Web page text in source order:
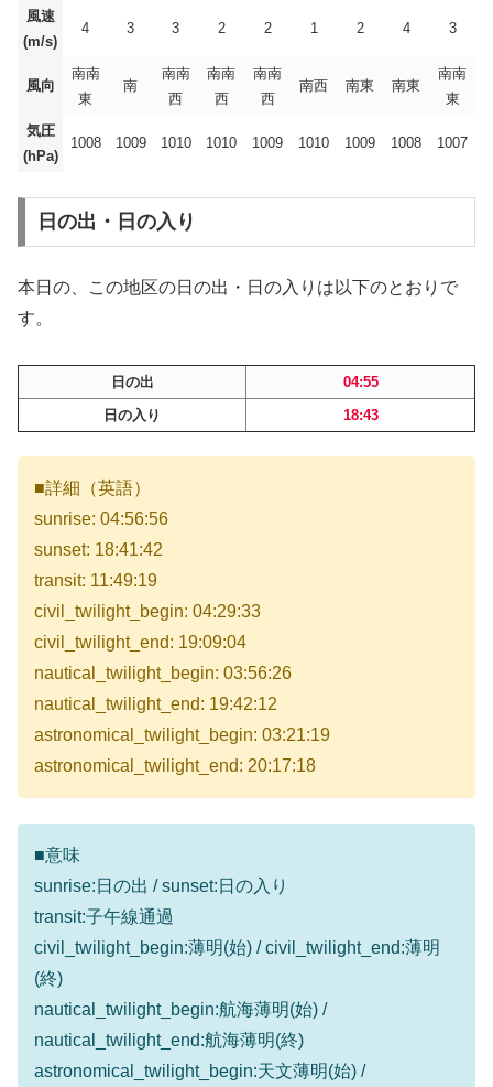
風速
(m/s)
4 3 3 2 2 1 2 4 3
風向
南南
東
南
南南
西
南南
西
南南
西
南西 南東 南東
南南
東
気圧
(hPa)
1008 1009 1010 1010 1009 1010 1009 1008 1007
日の出・日の入り
本日の、この地区の日の出・日の入りは以下のとおりで
す。
日の出
04:55
日の入り
18:43
■詳細（英語）
sunrise: 04:56:56
sunset: 18:41:42
transit: 11:49:19
civil_twilight_begin: 04:29:33
civil_twilight_end: 19:09:04
nautical_twilight_begin: 03:56:26
nautical_twilight_end: 19:42:12
astronomical_twilight_begin: 03:21:19
astronomical_twilight_end: 20:17:18
■意味
sunrise:日の出 / sunset:日の入り
transit:子午線通過
civil_twilight_begin:薄明(始) / civil_twilight_end:薄明
(終)
nautical_twilight_begin:航海薄明(始) /
nautical_twilight_end:航海薄明(終)
astronomical_twilight_begin:天文薄明(始) /